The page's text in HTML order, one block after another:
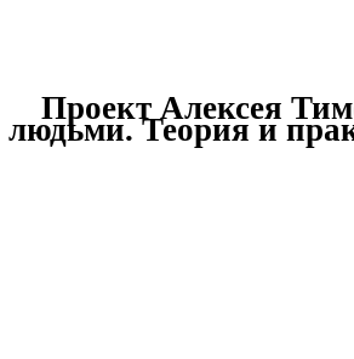
Проект Алексея
людьми.Теория и